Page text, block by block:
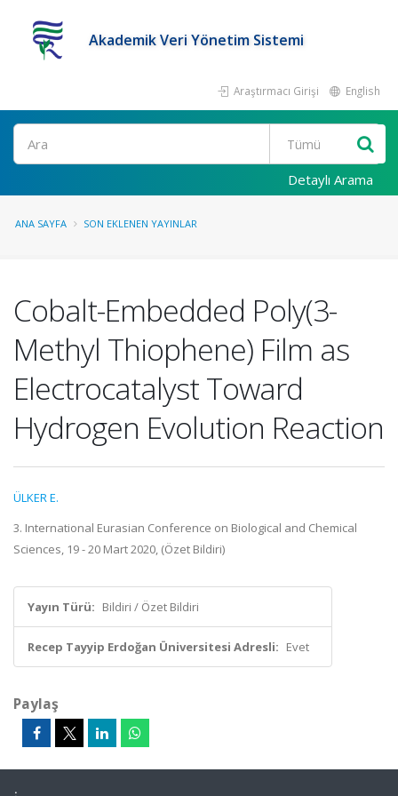
Akademik Veri Yönetim Sistemi
Araştırmacı Girişi English
Ara
Detaylı Arama
ANA SAYFA SON EKLENEN YAYINLAR
Cobalt-Embedded Poly(3-
Methyl Thiophene) Film as
Electrocatalyst Toward
Hydrogen Evolution Reaction
ÜLKER E.
3. International Eurasian Conference on Biological and Chemical
Sciences, 19 - 20 Mart 2020, (Özet Bildiri)
Yayın Türü: Bildiri / Özet Bildiri
Recep Tayyip Erdoğan Üniversitesi Adresli: Evet
Paylaş